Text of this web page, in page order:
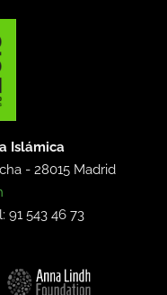
Islámica
-28015 Madrid
91 543 46 73